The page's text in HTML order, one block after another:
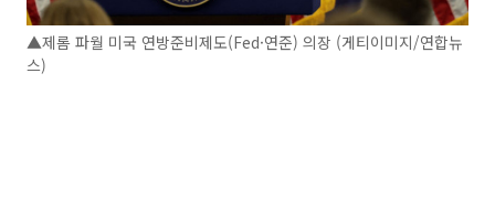
▲제롬 파월 미국 연방준비제도(Fed·연준) 의장 (게티이미지/연합뉴
스)